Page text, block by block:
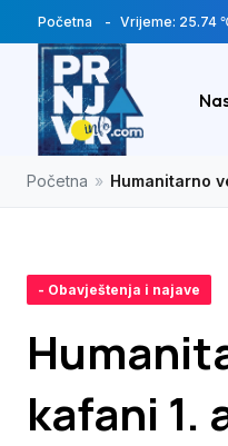
Početna Vrijeme: 25.74
Početna » Humanitarno
- Obavještenja i najave
kafani 1.